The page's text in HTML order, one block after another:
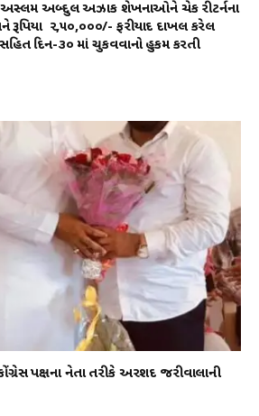
અસ્લમ અબ્દુલ અઝાક શેખનાઓને ચેક રીટર્નના
રૂપિયા ₹ ૨,૫૦,૦૦૦/- ફરીયાદ દાખલ કરેલ
દિન-૩૦ માં ચુકવવાનો હુકમ કરતી
પક્ષના નેતા તરીકે અરશદ જરીવાલાની